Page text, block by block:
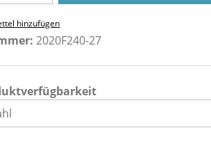
hinzufügen
2020F240-27